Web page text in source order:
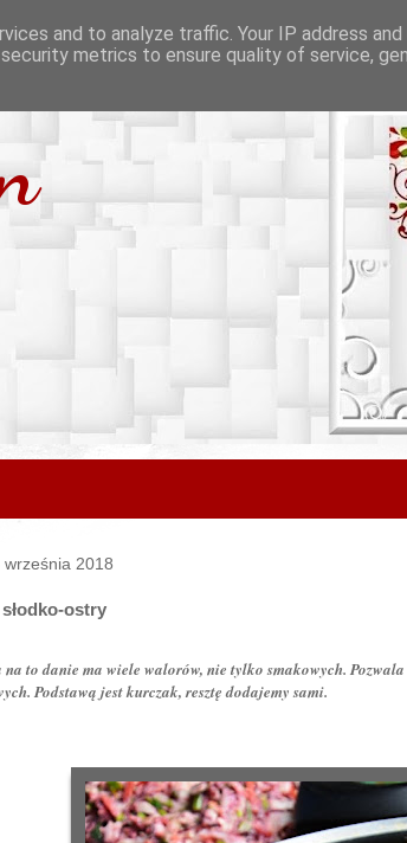
2018
ostry
na to danie ma wiele walorów, nie tylko smakowych.
Podstawą jest kurczak, resztę dodajemy sami.
and to analyze traffic. Your IP address
metrics to ensure quality of service,